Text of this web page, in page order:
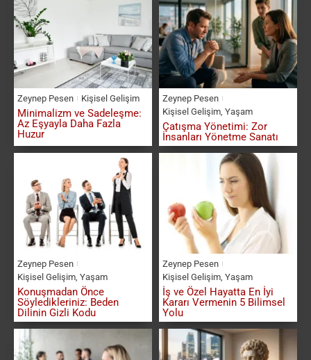
Zeynep Pesen Kişisel Gelişim
Minimalizm ve Sadeleşme:
Az Eşyayla Daha Fazla
Huzur
Zeynep Pesen
Kişisel Gelişim, Yaşam
Çatışma Yönetimi: Zor
İnsanları Yönetme Sanatı
Zeynep Pesen
Kişisel Gelişim, Yaşam
Konuşmadan Önce
Söyledikleriniz: Beden
Dilinin Gizli Kodu
Zeynep Pesen
Kişisel Gelişim, Yaşam
İş ve Özel Hayatta En İyi
Kararı Vermenin 5 Bilimsel
Yolu